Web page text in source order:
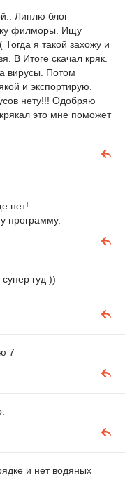
Липлю блог
филморы. Ищу
я такой захожу и
В Итоге скачал кряк.
вирусы. Потом
и экспортирую.
нету!!! Одобряю
это мне поможет
нет!
программу.
гуд ))
7
и нет водяных